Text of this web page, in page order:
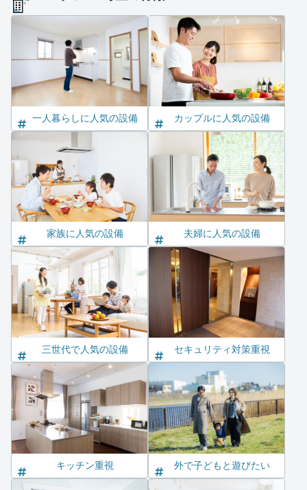
一人暮らしに人気の設備 カップルに人気の設備
家族に人気の設備 夫婦に人気の設備
三世代で人気の設備 セキュリティ対策重視
キッチン重視 外で子どもと遊びたい